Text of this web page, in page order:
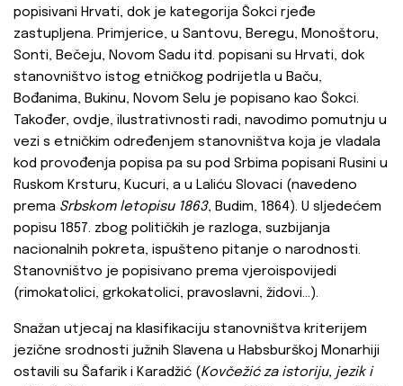
popisivani Hrvati, dok je kategorija Šokci rjeđe
zastupljena. Primjerice, u Santovu, Beregu, Monoštoru,
Sonti, Bečeju, Novom Sadu itd. popisani su Hrvati, dok
stanovništvo istog etničkog podrijetla u Baču,
Bođanima, Bukinu, Novom Selu je popisano kao Šokci.
Također, ovdje, ilustrativnosti radi, navodimo pomutnju u
vezi s etničkim određenjem stanovništva koja je vladala
kod provođenja popisa pa su pod Srbima popisani Rusini u
Ruskom Krsturu, Kucuri, a u Laliću Slovaci (navedeno
prema Srbskom letopisu 1863, Budim, 1864). U sljedećem
popisu 1857. zbog političkih je razloga, suzbijanja
nacionalnih pokreta, ispušteno pitanje o narodnosti.
Stanovništvo je popisivano prema vjeroispovijedi
(rimokatolici, grkokatolici, pravoslavni, židovi...).
Snažan utjecaj na klasifikaciju stanovništva kriterijem
jezične srodnosti južnih Slavena u Habsburškoj Monarhiji
ostavili su Šafarik i Karadžić (Kovčežić za istoriju, jezik i